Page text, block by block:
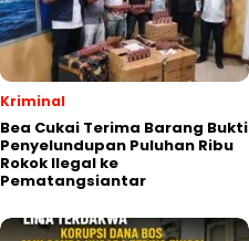
Kriminal
Bea Cukai Terima Barang Bukti
Penyelundupan Puluhan Ribu
Rokok Ilegal ke
Pematangsiantar